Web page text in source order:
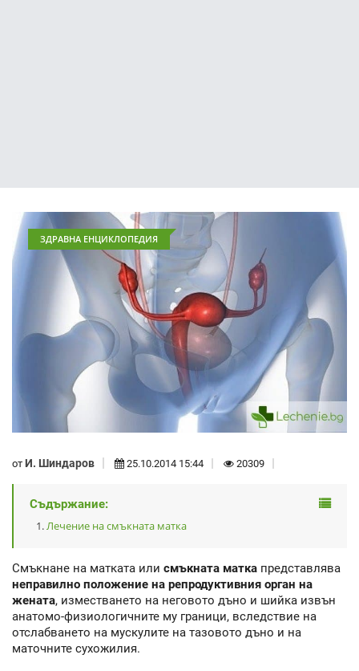
ЗДРАВНА ЕНЦИКЛОПЕДИЯ
от И. Шиндаров 25.10.2014 15:44 20309
Съдържание:
Лечение на смъкната матка
Смъкнане на матката или смъкната матка представлява
неправилно положение на репродуктивния орган на
жената, изместването на неговото дъно и шийка извън
анатомо-физиологичните му граници, вследствие на
отслабването на мускулите на тазовото дъно и на
маточните сухожилия.